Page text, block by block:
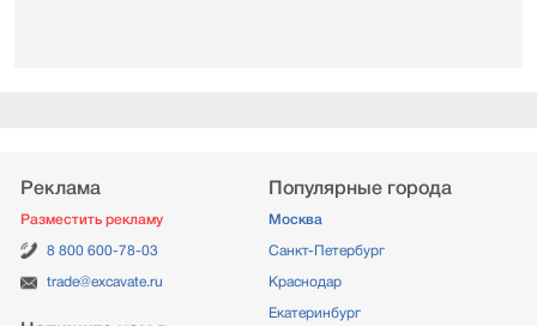
Реклама
Разместить рекламу
8 800 600-78-03
trade@excavate.ru
Популярные города
Москва
Санкт-Петербург
Краснодар
Екатеринбург